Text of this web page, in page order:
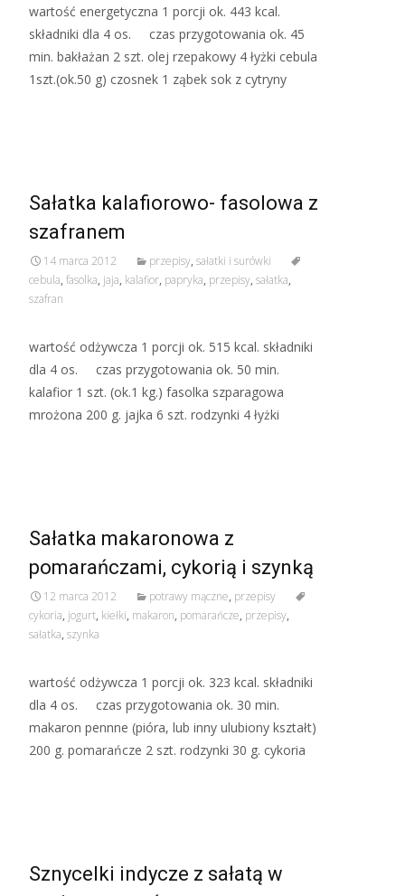
wartość energetyczna 1 porcji ok. 443 kcal.
składniki dla 4 os. czas przygotowania ok. 45
min. bakłażan 2 szt. olej rzepakowy 4 łyżki cebula
1szt.(ok.50 g) czosnek 1 ząbek sok z cytryny
Sałatka kalafiorowo- fasolowa z
szafranem
14 marca 2012 przepisy, sałatki i surówki
cebula, fasolka, jaja, kalafior, papryka, przepisy, sałatka,
szafran
wartość odżywcza 1 porcji ok. 515 kcal. składniki
dla 4 os. czas przygotowania ok. 50 min.
kalafior 1 szt. (ok.1 kg.) fasolka szparagowa
mrożona 200 g. jajka 6 szt. rodzynki 4 łyżki
Sałatka makaronowa z
pomarańczami, cykorią i szynką
12 marca 2012 potrawy mączne, przepisy
cykoria, jogurt, kiełki, makaron, pomarańcze, przepisy,
sałatka, szynka
wartość odżywcza 1 porcji ok. 323 kcal. składniki
dla 4 os. czas przygotowania ok. 30 min.
makaron pennne (pióra, lub inny ulubiony kształt)
200 g. pomarańcze 2 szt. rodzynki 30 g. cykoria
Sznycelki indycze z sałatą w